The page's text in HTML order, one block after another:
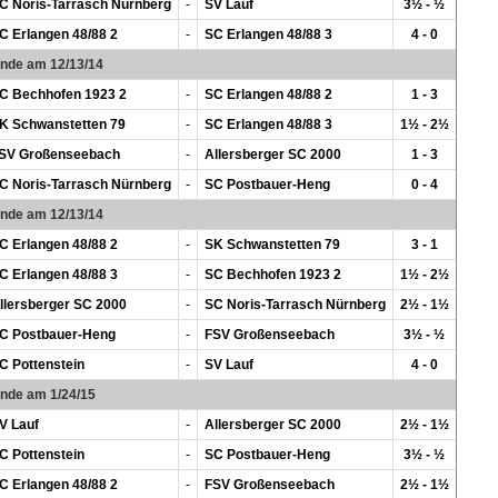
Noris-Tarrasch Nürnberg - SV Lauf
3½ - ½
Erlangen 48/88 2
- SC Erlangen 48/88 3
4 - 0
am 12/13/14
Bechhofen 1923 2
- SC Erlangen 48/88 2
1 - 3
Schwanstetten 79
- SC Erlangen 48/88 3
1½ - 2½
Großenseebach
- Allersberger SC 2000
1 - 3
Noris-Tarrasch Nürnberg
- SC Postbauer-Heng
0 - 4
am 12/13/14
Erlangen 48/88 2
- SK Schwanstetten 79
3 - 1
Erlangen 48/88 3
- SC Bechhofen 1923 2
1½ - 2½
SC 2000
- SC Noris-Tarrasch Nürnberg
2½ - 1½
Postbauer-Heng
- FSV Großenseebach
3½ - ½
Pottenstein
- SV Lauf
4 - 0
am 1/24/15
Lauf
- Allersberger SC 2000
2½ - 1½
Pottenstein
- SC Postbauer-Heng
3½ - ½
Erlangen 48/88 2
- FSV Großenseebach 2½ - 1½